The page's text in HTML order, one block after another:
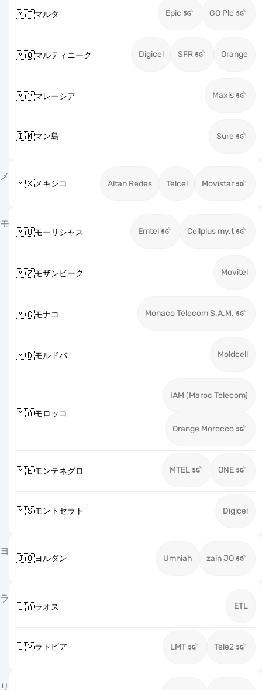
🇲🇹マルタ Epic GO Plc
🇲🇶マルティニーク Digicel SFR Orange
🇲🇾マレーシア Maxis
🇮🇲マン島 Sure
メ
🇲🇽メキシコ Altan Redes Telcel Movistar
モ
🇲🇺モーリシャス Emtel Cellplus my.t
🇲🇿モザンビーク Movitel
🇲🇨モナコ Monaco Telecom S.A.M.
🇲🇩モルドバ Moldcell
🇲🇦モロッコ
IAM (Maroc Telecom)
Orange Morocco
🇲🇪モンテネグロ MTEL ONE
🇲🇸モントセラト Digicel
ヨ
🇯🇴ヨルダン Umniah zain JO
ラ
🇱🇦ラオス ETL
🇱🇻ラトビア LMT Tele2
リ